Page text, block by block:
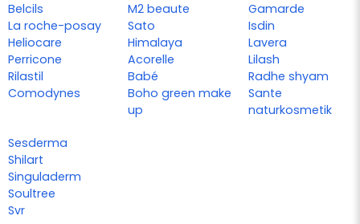
Belcils
La roche-posay
Heliocare
Perricone
Rilastil
Comodynes
M2 beaute
Sato
Himalaya
Acorelle
Babé
Boho green make
up
Gamarde
Isdin
Lavera
Lilash
Radhe shyam
Sante
naturkosmetik
Sesderma
Shilart
Singuladerm
Soultree
Svr